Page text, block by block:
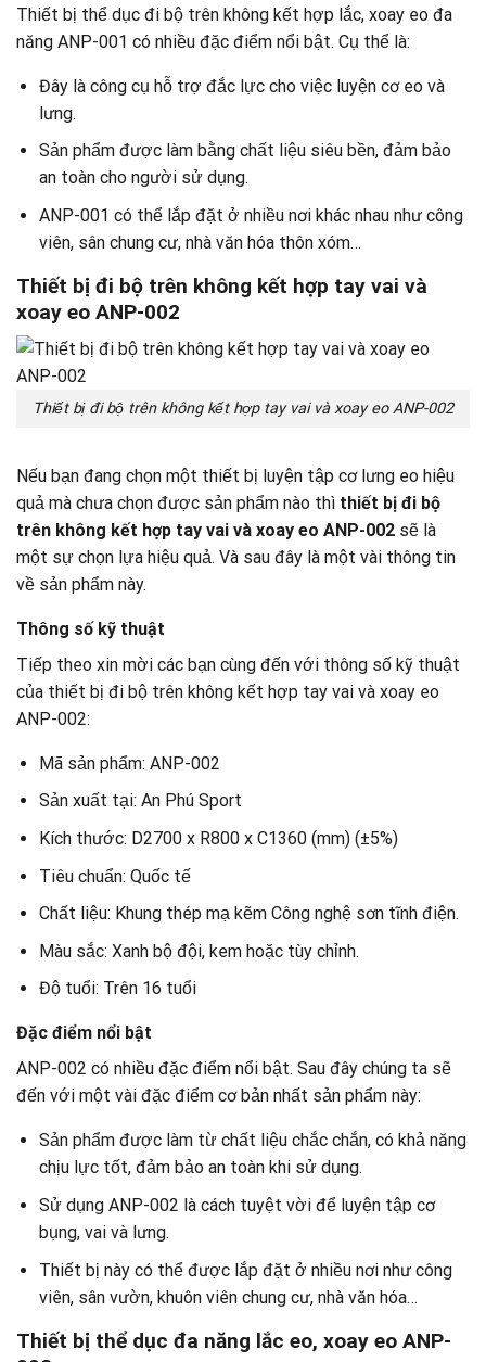
Thiết bị thể dục đi bộ trên không kết hợp lắc, xoay eo đa
năng ANP-001 có nhiều đặc điểm nổi bật. Cụ thể là:
Đây là công cụ hỗ trợ đắc lực cho việc luyện cơ eo và
lưng.
Sản phẩm được làm bằng chất liệu siêu bền, đảm bảo
an toàn cho người sử dụng.
ANP-001 có thể lắp đặt ở nhiều nơi khác nhau như công
viên, sân chung cư, nhà văn hóa thôn xóm…
Thiết bị đi bộ trên không kết hợp tay vai và
xoay eo ANP-002
Thiết bị đi bộ trên không kết hợp tay vai và xoay eo ANP-002
Nếu bạn đang chọn một thiết bị luyện tập cơ lưng eo hiệu
quả mà chưa chọn được sản phẩm nào thì thiết bị đi bộ
trên không kết hợp tay vai và xoay eo ANP-002 sẽ là
một sự chọn lựa hiệu quả. Và sau đây là một vài thông tin
về sản phẩm này.
Thông số kỹ thuật
Tiếp theo xin mời các bạn cùng đến với thông số kỹ thuật
của thiết bị đi bộ trên không kết hợp tay vai và xoay eo
ANP-002:
Mã sản phẩm: ANP-002
Sản xuất tại: An Phú Sport
Kích thước: D2700 x R800 x C1360 (mm) (±5%)
Tiêu chuẩn: Quốc tế
Chất liệu: Khung thép mạ kẽm Công nghệ sơn tĩnh điện.
Màu sắc: Xanh bộ đội, kem hoặc tùy chỉnh.
Độ tuổi: Trên 16 tuổi
Đặc điểm nổi bật
ANP-002 có nhiều đặc điểm nổi bật. Sau đây chúng ta sẽ
đến với một vài đặc điểm cơ bản nhất sản phẩm này:
Sản phẩm được làm từ chất liệu chắc chắn, có khả năng
chịu lực tốt, đảm bảo an toàn khi sử dụng.
Sử dụng ANP-002 là cách tuyệt vời để luyện tập cơ
bụng, vai và lưng.
Thiết bị này có thể được lắp đặt ở nhiều nơi như công
viên, sân vườn, khuôn viên chung cư, nhà văn hóa…
Thiết bị thể dục đa năng lắc eo, xoay eo ANP-